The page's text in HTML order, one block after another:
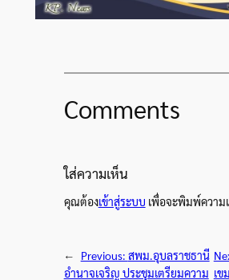
Comments
ใส่ความเห็น
คุณต้องเข้าสู่ระบบ เพื่อจะพิมพ์ความ
← Previous: สพม.อุบลราชธานี
อำนาจเจริญ ประชุมเตรียมความ เ